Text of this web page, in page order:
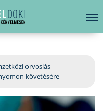
orvoslás
követésére